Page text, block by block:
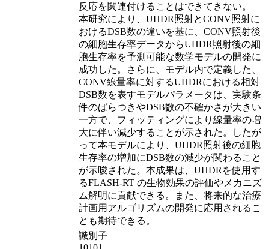
反応を関連付けることはできてきない。
本研究により、UHDR照射とCONV照射に
おけるDSB数の違いを基に、CONV照射後
の細胞生存率データからUHDR照射後の細
胞生存率を予測可能な数学モデルの開発に
成功した。さらに、モデル内で定義した、
CONV線量率に対するUHDRにおける相対
DSB数を表すモデルパラメータは、実験条
件のばらつきやDSB数の不確かさが大きい
一方で、フィッティングにより線量率の増
大に伴い減少することが示された。したが
って本モデルにより、UHDR照射後の細胞
生存率の増加にDSB数の減少が関わること
が示唆された。本成果は、UHDRを使用す
るFLASH-RT の生物効果の評価やメカニズ
ム解明に貢献できる。また、将来的な治療
計画用アルゴリズムの開発に応用されるこ
とも期待できる。
識別子